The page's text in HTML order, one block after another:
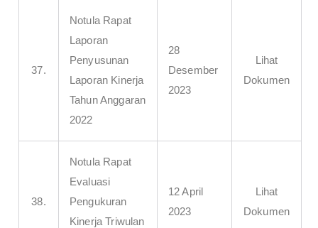
37.
Notula Rapat
Laporan
Penyusunan
Laporan Kinerja
Tahun Anggaran
2022
28
Desember
2023
Lihat
Dokumen
38.
Notula Rapat
Evaluasi
Pengukuran
Kinerja Triwulan
12 April
2023
Lihat
Dokumen